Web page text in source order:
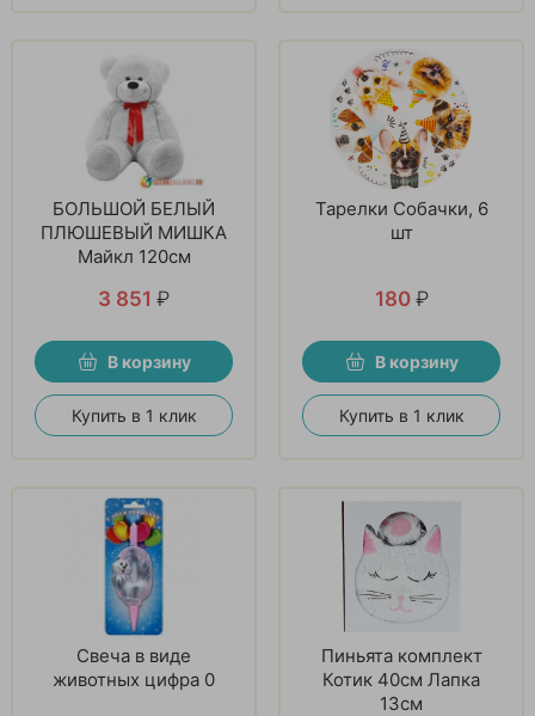
БОЛЬШОЙ БЕЛЫЙ
ПЛЮШЕВЫЙ МИШКА
Майкл 120см
3 851 ₽
В корзину
Купить в 1 клик
Тарелки Собачки, 6
шт
180 ₽
В корзину
Купить в 1 клик
Свеча в виде
животных цифра 0
Пиньята комплект
Котик 40см Лапка
13см